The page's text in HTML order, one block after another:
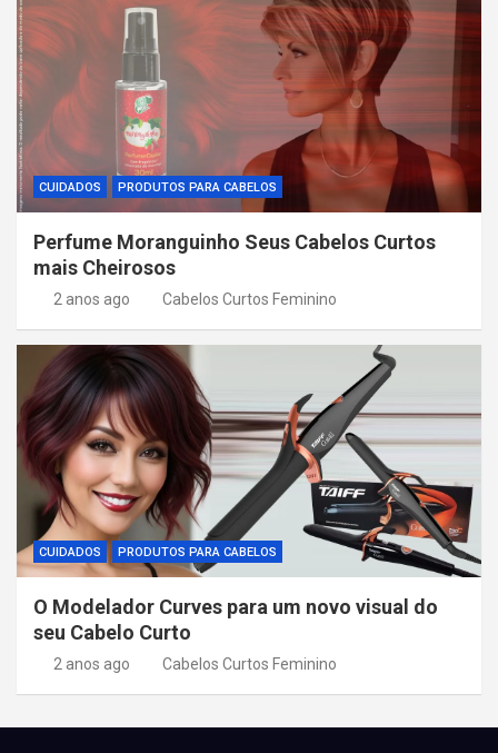
CUIDADOS PRODUTOS PARA CABELOS
Perfume Moranguinho Seus Cabelos Curtos
mais Cheirosos
2 anos ago Cabelos Curtos Feminino
CUIDADOS PRODUTOS PARA CABELOS
O Modelador Curves para um novo visual do
seu Cabelo Curto
2 anos ago Cabelos Curtos Feminino